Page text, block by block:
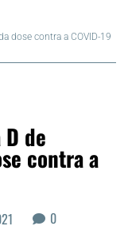
dose contra a COVID-19
de
contra a
0